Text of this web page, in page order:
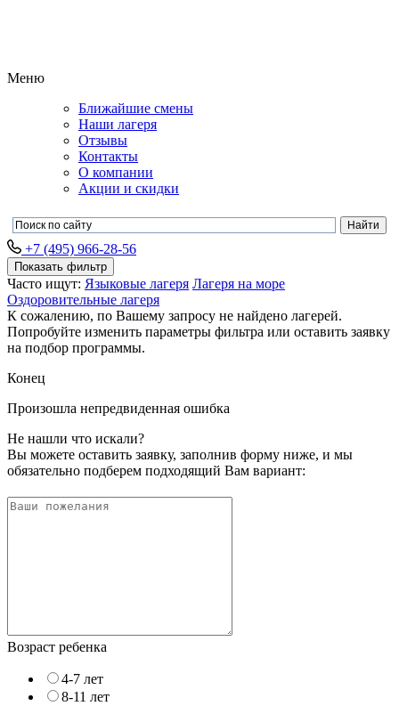
Меню
Ближайшие смены
Наши лагеря
Отзывы
Контакты
О компании
Акции и скидки
+7 (495) 966-28-56
Показать фильтр
Часто ищут: Языковые лагеря Лагеря на море
Оздоровительные лагеря
К сожалению, по Вашему запросу не найдено лагерей.
Попробуйте изменить параметры фильтра или оставить заявку
на подбор программы.
Конец
Произошла непредвиденная ошибка
Не нашли что искали?
Вы можете оставить заявку, заполнив форму ниже, и мы
обязательно подберем подходящий Вам вариант:
Возраст ребенка
4-7 лет
8-11 лет